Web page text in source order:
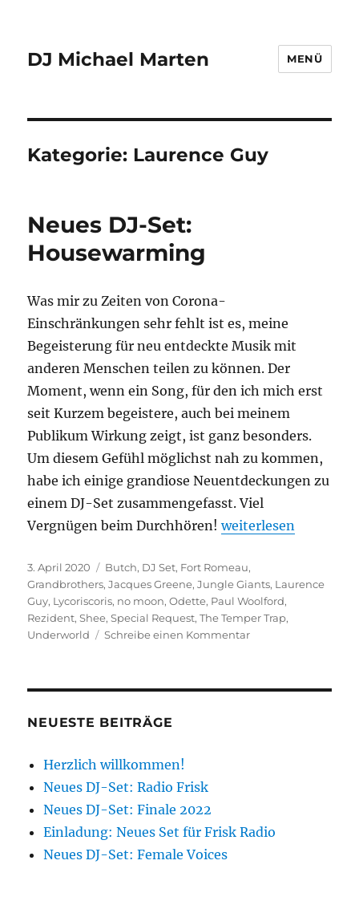
DJ Michael Marten MENÜ
Kategorie: Laurence Guy
Neues DJ-Set:
Housewarming
Was mir zu Zeiten von Corona-
Einschränkungen sehr fehlt ist es, meine
Begeisterung für neu entdeckte Musik mit
anderen Menschen teilen zu können. Der
Moment, wenn ein Song, für den ich mich erst
seit Kurzem begeistere, auch bei meinem
Publikum Wirkung zeigt, ist ganz besonders.
Um diesem Gefühl möglichst nah zu kommen,
habe ich einige grandiose Neuentdeckungen zu
einem DJ-Set zusammengefasst. Viel
Vergnügen beim Durchhören!„Neues DJ-Set:
weiterlesen
Veröffentlicht
am
3. April 2020 Kategorien
Butch, DJ Set, Fort Romeau,
Grandbrothers,Jacques Greene,Jungle Giants, Laurence
Guy, Lycoriscoris, no moon,Odette, Paul Woolford,
Rezident,Shee,Special Request,The Temper Trap,
Underworld
Schreibe einen Kommentarzu
NEUESTE BEITRÄGE
Herzlich willkommen!
Neues DJ-Set: Radio Frisk
Neues DJ-Set: Finale 2022
Einladung: Neues Set für Frisk Radio
Neues DJ-Set: Female Voices